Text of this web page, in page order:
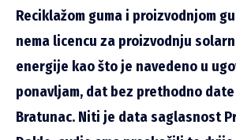
Reciklažom guma i proizvodnjom
nema licencu za proizvodnju
energije kao što je navedeno u
ponavljam, dat bez prethodno
Bratunac. Niti je data saglasnost